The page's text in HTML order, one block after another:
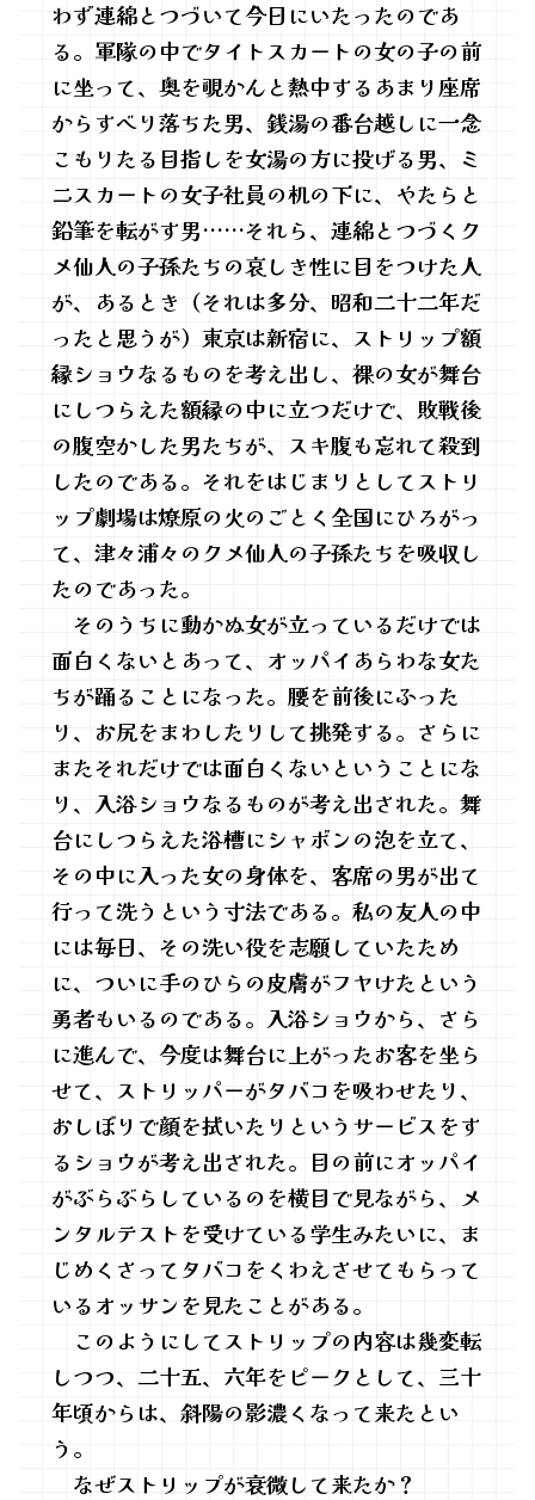
わず連綿とつづいて今日にいたったのであ
る。軍隊の中でタイトスカートの女の子の前
に坐って、奥を覗かんと熱中するあまり座席
からすべり落ちた男、銭湯の番台越しに一念
こもりたる目指しを女湯の方に投げる男、ミ
ニスカートの女子社員の机の下に、やたらと
鉛筆を転がす男……それら、連綿とつづくク
メ仙人の子孫たちの哀しき性に目をつけた人
が、あるとき（それは多分、昭和二十二年だ
ったと思うが）東京は新宿に、ストリップ額
縁ショウなるものを考え出し、裸の女が舞台
にしつらえた額縁の中に立つだけで、敗戦後
の腹空かした男たちが、スキ腹も忘れて殺到
したのである。それをはじまりとしてストリ
ップ劇場は燎原の火のごとく全国にひろがっ
て、津々浦々のクメ仙人の子孫たちを吸収し
たのであった。
そのうちに動かぬ女が立っているだけでは
面白くないとあって、オッパイあらわな女た
ちが踊ることになった。腰を前後にふった
り、お尻をまわしたりして挑発する。さらに
またそれだけでは面白くないということにな
り、入浴ショウなるものが考え出された。舞
台にしつらえた浴槽にシャボンの泡を立て、
その中に入った女の身体を、客席の男が出て
行って洗うという寸法である。私の友人の中
には毎日、その洗い役を志願していたため
に、ついに手のひらの皮膚がフヤけたという
勇者もいるのである。入浴ショウから、さら
に進んで、今度は舞台に上がったお客を坐ら
せて、ストリッパーがタバコを吸わせたり、
おしぼりで顔を拭いたりというサービスをす
るショウが考え出された。目の前にオッパイ
がぶらぶらしているのを横目で見ながら、メ
ンタルテストを受けている学生みたいに、ま
じめくさってタバコをくわえさせてもらって
いるオッサンを見たことがある。
このようにしてストリップの内容は幾変転
しつつ、二十五、六年をピークとして、三十
年頃からは、斜陽の影濃くなって来たとい
う。
なぜストリップが衰微して来たか？